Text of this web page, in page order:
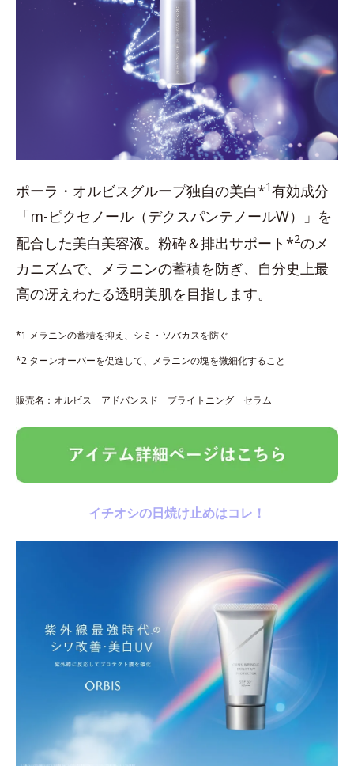
ポーラ・オルビスグループ独自の美白*1有効成分
「m-ピクセノール（デクスパンテノールW）」を
配合した美白美容液。粉砕＆排出サポート*2のメ
カニズムで、メラニンの蓄積を防ぎ、自分史上最
高の冴えわたる透明美肌を目指します。
*1 メラニンの蓄積を抑え、シミ・ソバカスを防ぐ
*2 ターンオーバーを促進して、メラニンの塊を微細化すること
販売名：オルビス アドバンスド ブライトニング セラム
イチオシの日焼け止めはコレ！